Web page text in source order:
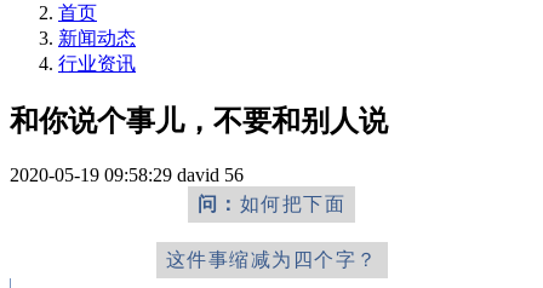
首页
新闻动态
行业资讯
和你说个事儿，不要和别人说
2020-05-19 09:58:29 david 56
问： 如何把下面
这件事缩减为四个字？